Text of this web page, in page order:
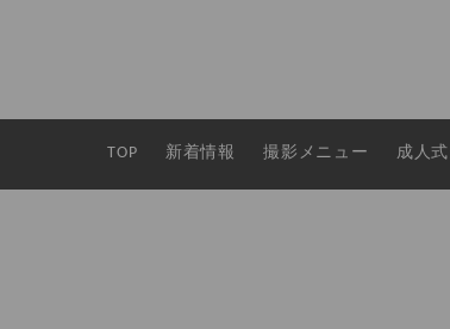
TOP 新着情報 撮影メニュー 成人